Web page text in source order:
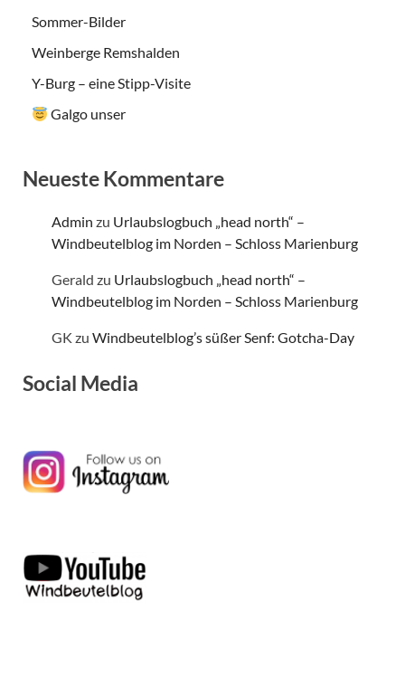
Sommer-Bilder
Weinberge Remshalden
Y-Burg – eine Stipp-Visite
Galgo unser
Neueste Kommentare
Admin zu Urlaubslogbuch „head north“ –
Windbeutelblog im Norden – Schloss Marienburg
Gerald zu Urlaubslogbuch „head north“ –
Windbeutelblog im Norden – Schloss Marienburg
GK zu Windbeutelblog’s süßer Senf: Gotcha-Day
Social Media